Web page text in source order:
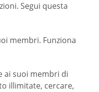
Segui questa
membri. Funziona
ai suoi membri di
illimitate, cercare,